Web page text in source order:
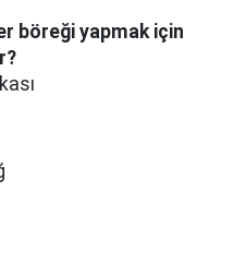
böreği yapmak için